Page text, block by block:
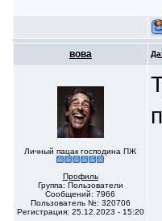
вoвa
Личный пацак господина ПЖ
Профиль
Группа: Пользователи
Сообщений: 7966
Пользователь №: 320706
Регистрация: 25.12.2023 - 15:20